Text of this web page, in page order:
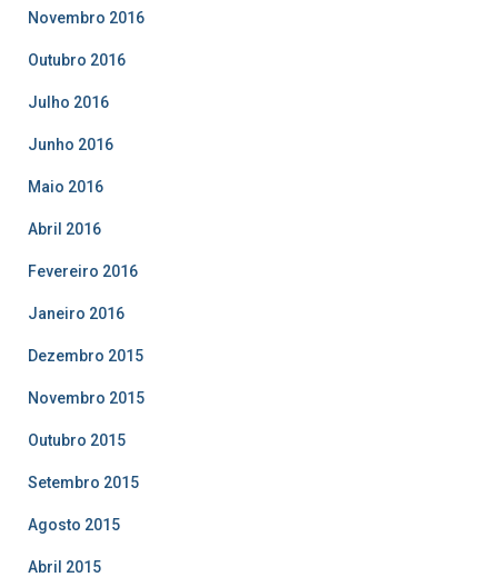
Novembro 2016
Outubro 2016
Julho 2016
Junho 2016
Maio 2016
Abril 2016
Fevereiro 2016
Janeiro 2016
Dezembro 2015
Novembro 2015
Outubro 2015
Setembro 2015
Agosto 2015
Abril 2015